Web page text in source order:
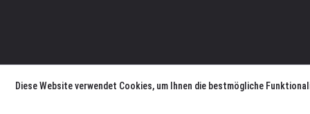
Diese Website verwendet Cookies, um Ihnen die bestmögliche